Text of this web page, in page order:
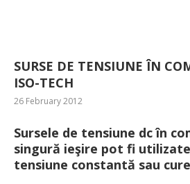
SURSE DE TENSIUNE ÎN
ISO-TECH
26 February 2012
Sursele de tensiune dc în
singură ieşire pot fi
tensiune constantă sau